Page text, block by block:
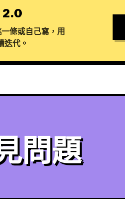
2.0
條或自己寫，用
代。
問題